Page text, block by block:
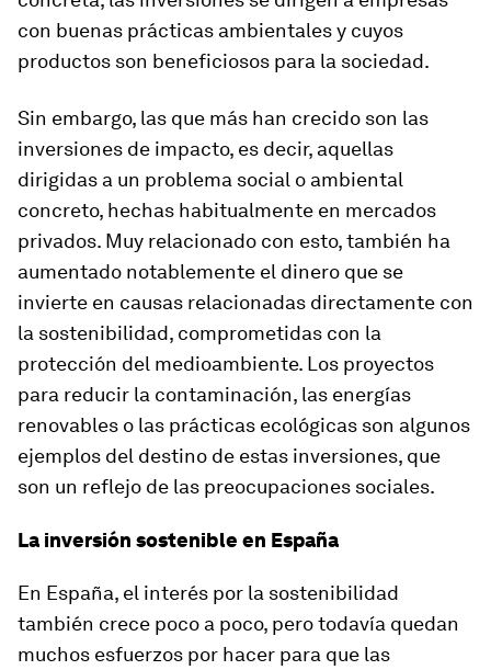
con buenas prácticas ambientales y cuyos
productos son beneficiosos para la sociedad.
Sin embargo, las que más han crecido son las
inversiones de impacto, es decir, aquellas
dirigidas a un problema social o ambiental
concreto, hechas habitualmente en mercados
privados. Muy relacionado con esto, también ha
aumentado notablemente el dinero que se
invierte en causas relacionadas directamente con
la sostenibilidad, comprometidas con la
protección del medioambiente. Los proyectos
para reducir la contaminación, las energías
renovables o las prácticas ecológicas son algunos
ejemplos del destino de estas inversiones, que
son un reflejo de las preocupaciones sociales.
La inversión sostenible en España
En España, el interés por la sostenibilidad
también crece poco a poco, pero todavía quedan
muchos esfuerzos por hacer para que las